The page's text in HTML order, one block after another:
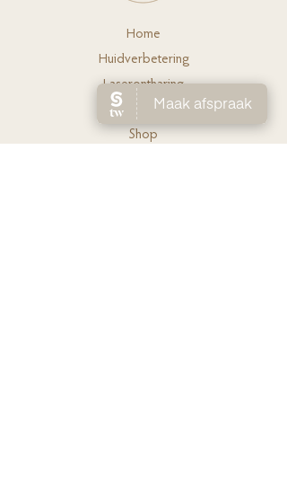
Home
Huidverbetering
Laserontharing
Ov
er Lien
Shop